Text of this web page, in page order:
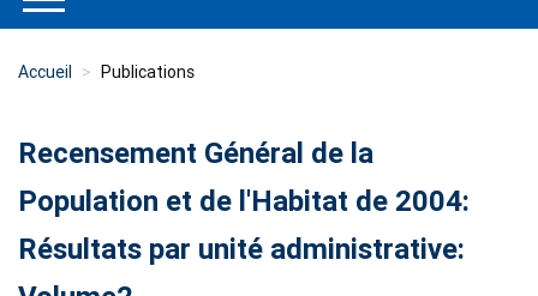
Accueil Publications
Recensement Général de la
Population et de l'Habitat de 2004:
Résultats par unité administrative: